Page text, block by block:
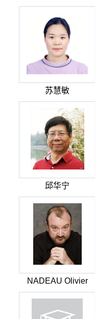
苏慧敏
邱华宁
NADEAU Olivier